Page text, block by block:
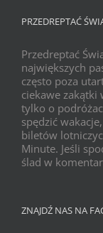
PRZEDREPTAĆ
Przedreptać
największych
często poza
ciekawe zakątki
tylko o
spędzić
biletów
Minute. Jeśli
ślad w
ZNAJDŹ NAS NA